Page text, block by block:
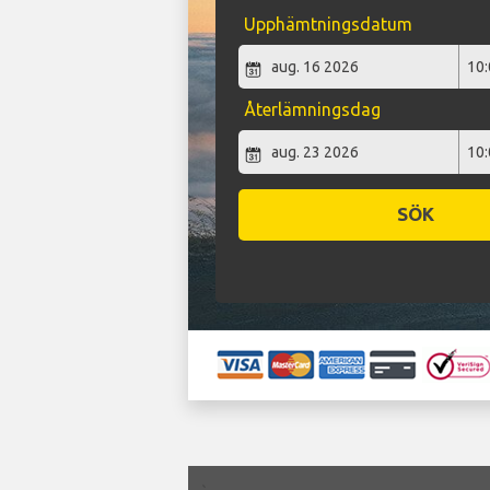
Upphämtningsdatum
Återlämningsdag
SÖK